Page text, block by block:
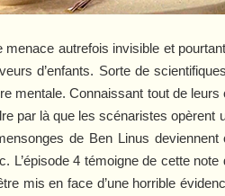
autrefois invisible et
d’enfants. Sorte de
mentale. Connaissant tout de
par là que les scénaristes
de Ben Linus
L’épisode 4 témoigne de cette
mis en face d’une horrible